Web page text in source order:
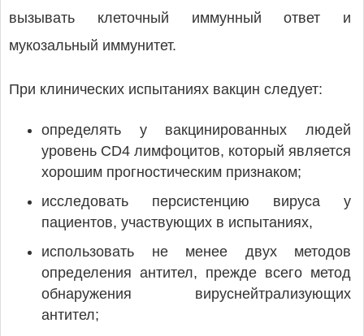
вызывать клеточный иммунный ответ и
мукозальный иммунитет.
При клинических испытаниях вакцин следует:
определять у вакцинированных людей
уровень CD4 лимфоцитов, который является
хорошим прогностическим признаком;
исследовать персистенцию вируса у
пациентов, участвующих в испытаниях,
использовать не менее двух методов
определения антител, прежде всего метод
обнаружения вируснейтрализующих
антител;